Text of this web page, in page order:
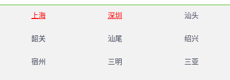
上海 深圳 汕头
韶关 汕尾 绍兴
宿州 三明 三亚